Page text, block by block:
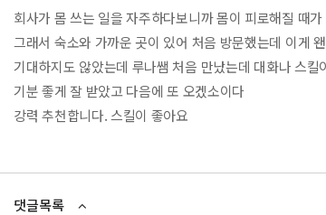
회사가 몸 쓰는 일을 자주하다보니까 몸이 피로해질 때
그래서 숙소와 가까운 곳이 있어 처음 방문했는데 이게
기대하지도 않았는데 루나쌤 처음 만났는데 대화나 스킬
기분 좋게 잘 받았고 다음에 또 오겠소이다
강력 추천합니다. 스킬이 좋아요
댓글목록